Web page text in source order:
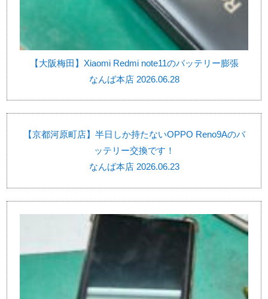
【大阪梅田】Xiaomi Redmi note11のバッテリー膨張
なんば本店 2026.06.28
【京都河原町店】半日しか持たないOPPO Reno9Aのバ
ッテリー交換です！
なんば本店 2026.06.23